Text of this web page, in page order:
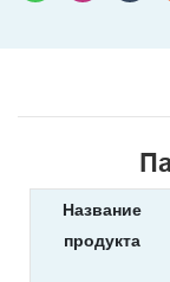
Название
продукта